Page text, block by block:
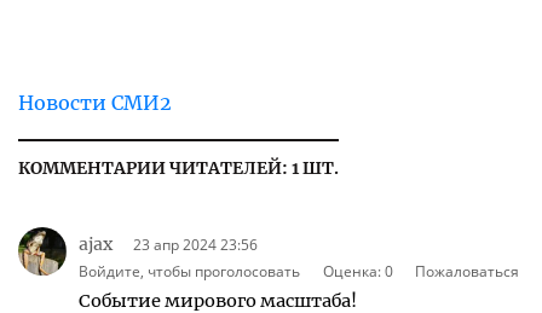
Новости СМИ2
КОММЕНТАРИИ ЧИТАТЕЛЕЙ: 1 ШТ.
ajax
23 апр 2024 23:56
Войдите, чтобы проголосовать
Оценка:0 Пожаловаться
Событие мирового масштаба!